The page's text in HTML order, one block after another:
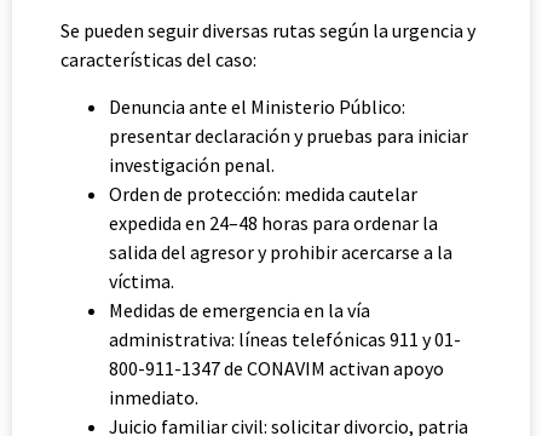
Se pueden seguir diversas rutas según la urgencia y
características del caso:
Denuncia ante el Ministerio Público:
presentar declaración y pruebas para iniciar
investigación penal.
Orden de protección: medida cautelar
expedida en 24–48 horas para ordenar la
salida del agresor y prohibir acercarse a la
víctima.
Medidas de emergencia en la vía
administrativa: líneas telefónicas 911 y 01-
800-911-1347 de CONAVIM activan apoyo
inmediato.
Juicio familiar civil: solicitar divorcio, patria